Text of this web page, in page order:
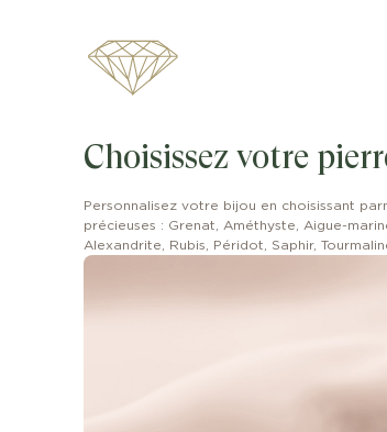
Choisissez votre
Personnalisez votre bijou en choisissant
précieuses : Grenat, Améthyste, Aigue-
Alexandrite, Rubis, Péridot, Saphir,